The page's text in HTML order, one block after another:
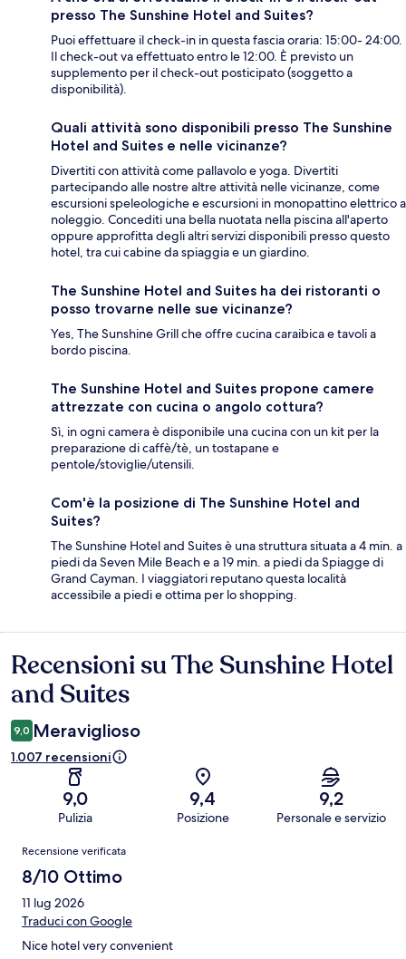
presso The Sunshine Hotel and Suites?
Puoi effettuare il check-in in questa fascia oraria: 15:00- 24:00.
Il check-out va effettuato entro le 12:00. È previsto un
supplemento per il check-out posticipato (soggetto a
disponibilità).
Quali attività sono disponibili presso The Sunshine
Hotel and Suites e nelle vicinanze?
Divertiti con attività come pallavolo e yoga. Divertiti
partecipando alle nostre altre attività nelle vicinanze, come
escursioni speleologiche e escursioni in monopattino elettrico a
noleggio. Concediti una bella nuotata nella piscina all'aperto
oppure approfitta degli altri servizi disponibili presso questo
hotel, tra cui cabine da spiaggia e un giardino.
The Sunshine Hotel and Suites ha dei ristoranti o
posso trovarne nelle sue vicinanze?
Yes, The Sunshine Grill che offre cucina caraibica e tavoli a
bordo piscina.
The Sunshine Hotel and Suites propone camere
attrezzate con cucina o angolo cottura?
Sì, in ogni camera è disponibile una cucina con un kit per la
preparazione di caffè/tè, un tostapane e
pentole/stoviglie/utensili.
Com'è la posizione di The Sunshine Hotel and
Suites?
The Sunshine Hotel and Suites è una struttura situata a 4 min. a
piedi da Seven Mile Beach e a 19 min. a piedi da Spiagge di
Grand Cayman. I viaggiatori reputano questa località
accessibile a piedi e ottima per lo shopping.
Recensioni
Recensioni su The Sunshine Hotel
and Suites
9,0 Meraviglioso
1.007 recensioni
9,0
Pulizia
9,4
Posizione
9,2
Personale e servizio
Recensioni
Recensione verificata
8/10 Ottimo
11 lug 2026
Traduci con Google
Nice hotel very convenient